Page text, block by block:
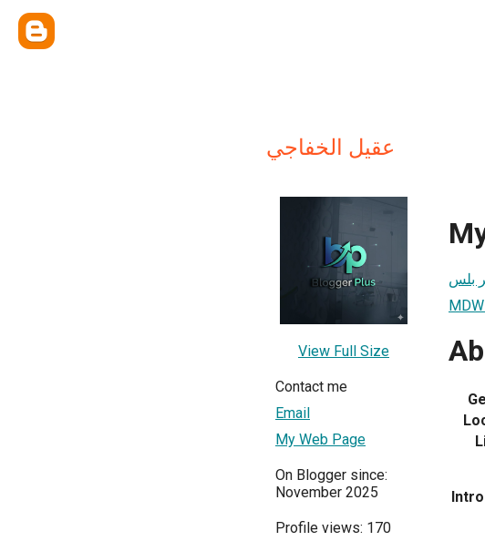
عقيل الخفاجي
View Full Size
Contact me
Email
My Web Page
On Blogger since:
November 2025
Profile views: 170
بلس